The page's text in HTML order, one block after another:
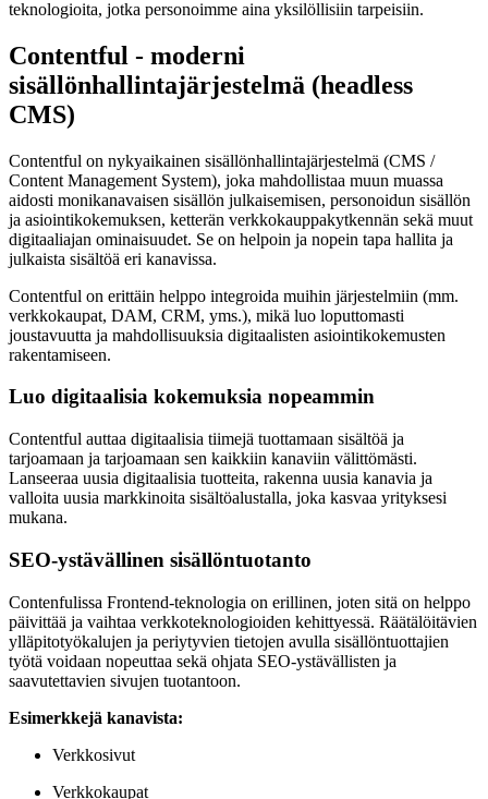
teknologioita, jotka personoimme aina yksilöllisiin tarpeisiin.
Contentful - moderni
sisällönhallintajärjestelmä (headless
CMS)
Contentful on nykyaikainen sisällönhallintajärjestelmä (CMS /
Content Management System), joka mahdollistaa muun muassa
aidosti monikanavaisen sisällön julkaisemisen, personoidun sisällön
ja asiointikokemuksen, ketterän verkkokauppakytkennän sekä muut
digitaaliajan ominaisuudet. Se on helpoin ja nopein tapa hallita ja
julkaista sisältöä eri kanavissa.
Contentful on erittäin helppo integroida muihin järjestelmiin (mm.
verkkokaupat, DAM, CRM, yms.), mikä luo loputtomasti
joustavuutta ja mahdollisuuksia digitaalisten asiointikokemusten
rakentamiseen.
Luo digitaalisia kokemuksia nopeammin
Contentful auttaa digitaalisia tiimejä tuottamaan sisältöä ja
tarjoamaan ja tarjoamaan sen kaikkiin kanaviin välittömästi.
Lanseeraa uusia digitaalisia tuotteita, rakenna uusia kanavia ja
valloita uusia markkinoita sisältöalustalla, joka kasvaa yrityksesi
mukana.
SEO-ystävällinen sisällöntuotanto
Contenfulissa Frontend-teknologia on erillinen, joten sitä on helppo
päivittää ja vaihtaa verkkoteknologioiden kehittyessä. Räätälöitävien
ylläpitotyökalujen ja periytyvien tietojen avulla sisällöntuottajien
työtä voidaan nopeuttaa sekä ohjata SEO-ystävällisten ja
saavutettavien sivujen tuotantoon.
Esimerkkejä kanavista:
Verkkosivut
Verkkokaupat